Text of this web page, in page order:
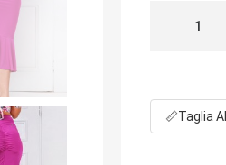
📏Taglia